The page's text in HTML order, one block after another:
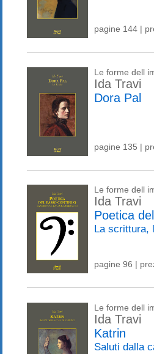
pagine 144 |
Le forme dell
Ida Travi
Dora Pal
pagine 135 |
Le forme dell
Ida Travi
Poetica
La scrittura,
pagine 96 |
Le forme dell
Ida Travi
Katrin
Saluti dalla